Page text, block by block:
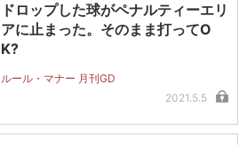
ドロップした球がペナルティーエリ
アに止まった。そのまま打ってO
K?
ルール・マナー 月刊GD
2021.5.5